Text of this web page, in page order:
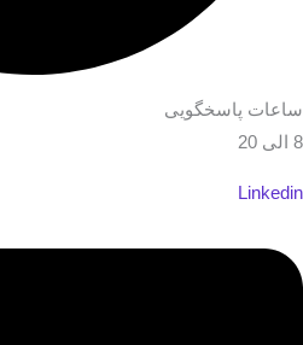
ساعات پاسخگویی
8 الی 20
Linkedin